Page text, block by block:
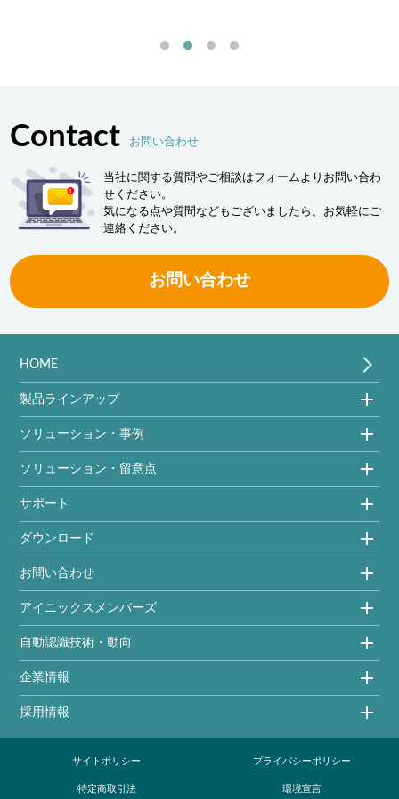
Contact お問い合わせ
当社に関する質問やご相談はフォームよりお問い合わ
せください。
気になる点や質問などもございましたら、お気軽にご
連絡ください。
お問い合わせ
HOME
製品ラインアップ
ソリューション・事例
ソリューション・留意点
サポート
ダウンロード
お問い合わせ
アイニックスメンバーズ
自動認識技術・動向
企業情報
採用情報
サイトポリシー プライバシーポリシー
特定商取引法 環境宣言